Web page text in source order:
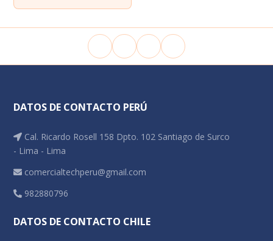
DATOS DE CONTACTO PERÚ
Cal. Ricardo Rosell 158 Dpto. 102 Santiago de Surco
- Lima - Lima
comercialtechperu@gmail.com
982880796
DATOS DE CONTACTO CHILE